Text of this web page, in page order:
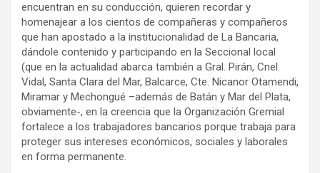
encuentran en su conducción, quieren recordar y
homenajear a los cientos de compañeras y compañeros
que han apostado a la institucionalidad de La Bancaria,
dándole contenido y participando en la Seccional local
(que en la actualidad abarca también a Gral. Pirán, Cnel.
Vidal, Santa Clara del Mar, Balcarce, Cte. Nicanor Otamendi,
Miramar y Mechongué –además de Batán y Mar del Plata,
obviamente-, en la creencia que la Organización Gremial
fortalece a los trabajadores bancarios porque trabaja para
proteger sus intereses económicos, sociales y laborales
en forma permanente.